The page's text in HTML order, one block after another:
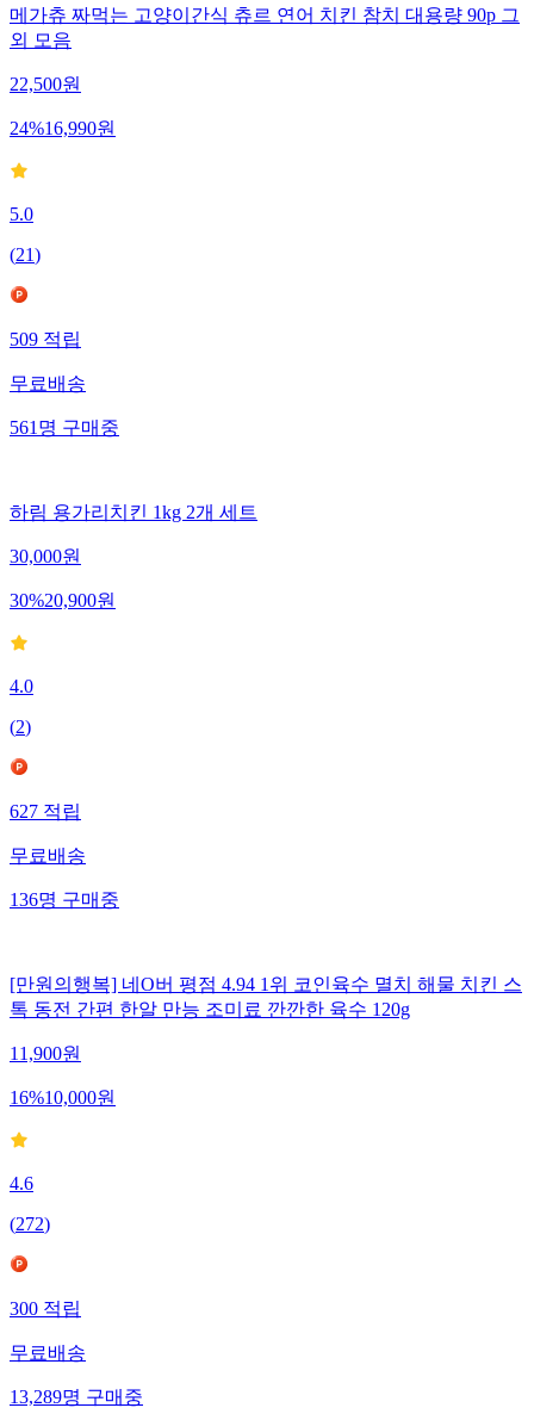
메가츄 짜먹는 고양이간식 츄르 연어 치킨 참치 대용량 90p 그
외 모음
22,500원
24%16,990원
5.0
(21)
509적립
무료배송
561명구매중
하림 용가리치킨 1kg 2개 세트
30,000원
30%20,900원
4.0
(2)
627적립
무료배송
136명구매중
[만원의행복] 네O버 평점 4.94 1위 코인육수 멸치 해물 치킨 스
톡 동전 간편 한알 만능 조미료 깐깐한 육수 120g
11,900원
16%10,000원
4.6
(272)
300적립
무료배송
13,289명구매중